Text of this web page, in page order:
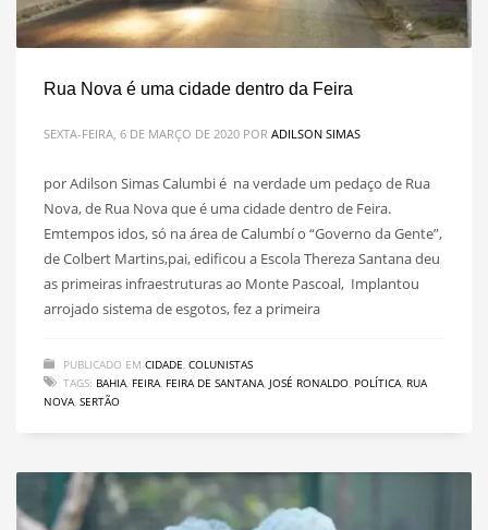
Rua Nova é uma cidade dentro da Feira
SEXTA-FEIRA, 6 DE MARÇO DE 2020 POR ADILSON SIMAS
por Adilson Simas Calumbi é na verdade um pedaço de Rua
Nova, de Rua Nova que é uma cidade dentro de Feira.
Emtempos idos, só na área de Calumbí o “Governo da Gente”,
de Colbert Martins,pai, edificou a Escola Thereza Santana deu
as primeiras infraestruturas ao Monte Pascoal, Implantou
arrojado sistema de esgotos, fez a primeira
PUBLICADO EM CIDADE, COLUNISTAS
TAGS: BAHIA, FEIRA, FEIRA DE SANTANA, JOSÉ RONALDO, POLÍTICA, RUA
NOVA, SERTÃO